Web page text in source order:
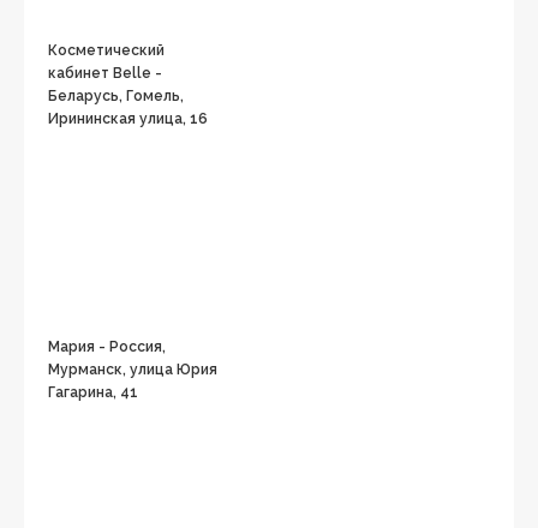
Косметический
кабинет Belle -
Беларусь, Гомель,
Ирининская улица, 16
Мария - Россия,
Мурманск, улица Юрия
Гагарина, 41